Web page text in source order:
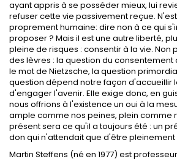
ayant appris à se posséder mieux, lui
refuser cette vie passivement reçue.
proprement humaine: dire non à ce qui
proposer ? Mais il est une autre liberté,
pleine de risques : consentir à la vie. Non
des lèvres : la question du consentement
le mot de Nietzsche, la question
question dépend notre façon d'accueillir
d'engager l'avenir. Elle exige donc, en
nous offrions à l'existence un oui à la
ample comme nos peines, plein comme
présent sera ce qu'il a toujours été : un
don qui n'attendait que d'être pleinement
Martin Steffens (né en 1977) est